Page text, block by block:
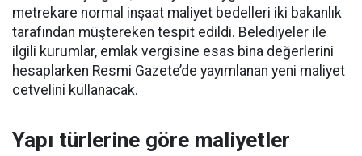
metrekare normal inşaat maliyet bedelleri iki bakanlık
tarafından müştereken tespit edildi. Belediyeler ile
ilgili kurumlar, emlak vergisine esas bina değerlerini
hesaplarken Resmi Gazete’de yayımlanan yeni maliyet
cetvelini kullanacak.
Yapı türlerine göre maliyetler